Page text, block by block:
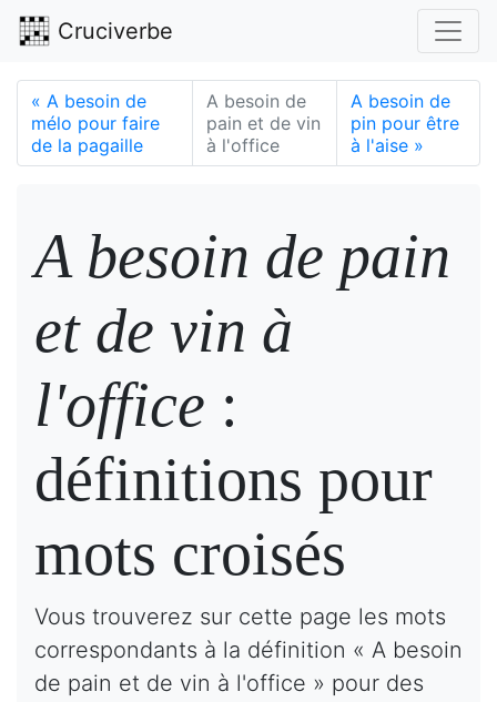
Cruciverbe
« A besoin de
mélo pour faire
de la pagaille
A besoin de
pain et de vin
à l'office
A besoin de
pin pour être
à l'aise »
A besoin de pain
et de vin à
l'office :
définitions pour
mots croisés
Vous trouverez sur cette page les mots
correspondants à la définition « A besoin
de pain et de vin à l'office » pour des